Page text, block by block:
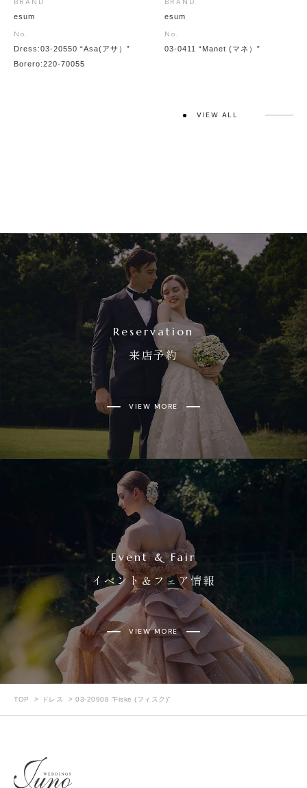
esum
No.
Dress:03-20550 “Asa(アサ）”
Borero:220-70055
esum
No.
03-0411 “Manet (マネ）”
VIEW ALL
Reservation
来店予約
VIEW MORE
Event & Fair
イベント＆フェア情報
VIEW MORE
TOP ドレス 03-20908 “Fiske (フィスク)”